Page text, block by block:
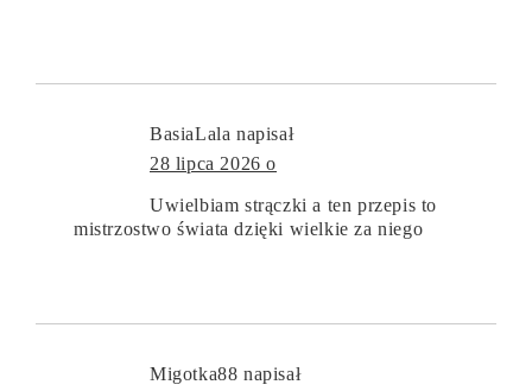
BasiaLala napisał
28 lipca 2026 o
Uwielbiam strączki a ten przepis to
mistrzostwo świata dzięki wielkie za niego
Migotka88 napisał